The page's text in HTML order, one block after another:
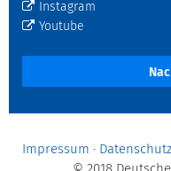
Instagram
Youtube
Impressum · Datenschutz